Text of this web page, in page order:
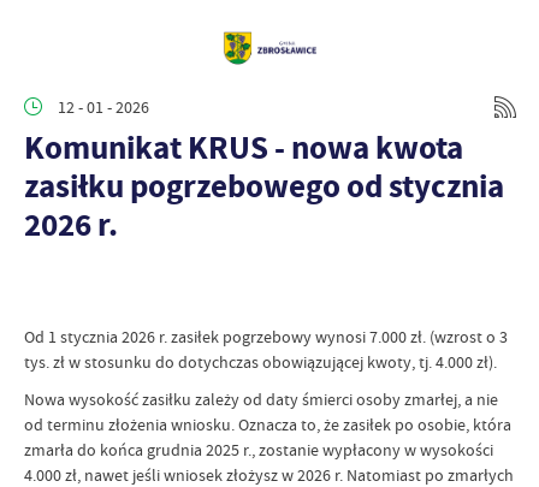
12 - 01 - 2026
Komunikat KRUS - nowa kwota
zasiłku pogrzebowego od stycznia
2026 r.
Od 1 stycznia 2026 r. zasiłek pogrzebowy wynosi 7.000 zł. (wzrost o 3
tys. zł w stosunku do dotychczas obowiązującej kwoty, tj. 4.000 zł).
Nowa wysokość zasiłku zależy od daty śmierci osoby zmarłej, a nie
od terminu złożenia wniosku. Oznacza to, że zasiłek po osobie, która
zmarła do końca grudnia 2025 r., zostanie wypłacony w wysokości
4.000 zł, nawet jeśli wniosek złożysz w 2026 r. Natomiast po zmarłych